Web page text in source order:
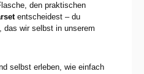
den praktischen
entscheidest – du
das wir selbst in unserem
selbst erleben, wie einfach